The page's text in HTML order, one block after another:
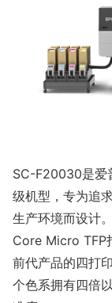
SC-F20030是爱
级机型，专为追
生产环境而设计
Core Micro TFP
前代产品的四打
个色系拥有四倍